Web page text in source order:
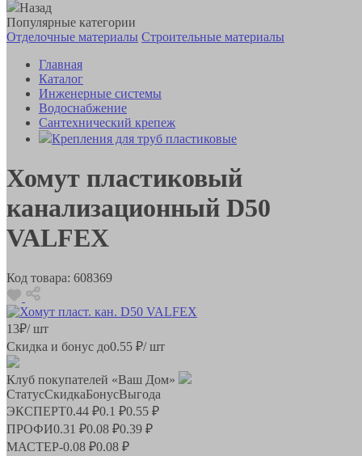
Назад
Популярные категории
Отделочные материалы Строительные материалы
Главная
Каталог
Инженерные системы
Водоснабжение
Сантехнический крепеж
Крепления для труб пластиковые
Хомут пластиковый
канализационный D50
VALFEX
Код товара: 608369
13₽/ шт
Скидка и бонус до0.55 ₽/ шт
Клуб покупателей «Ваш Дом»
СтатусСкидкаБонусВыгода
ЭКСПЕРТ0.44 ₽0.1 ₽0.55 ₽
ПРОФИ0.31 ₽0.08 ₽0.39 ₽
МАСТЕР-0.08 ₽0.08 ₽